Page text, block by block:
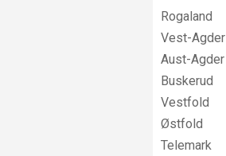
Rogaland
Vest-Agder
Aust-Agder
Buskerud
Vestfold
Østfold
Telemark